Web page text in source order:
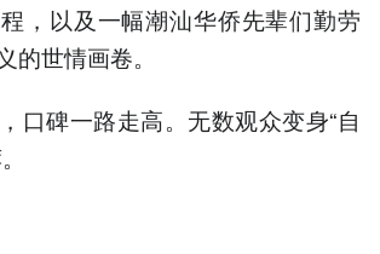
，以及一幅潮汕华侨先辈们勤劳
的世情画卷。
口碑一路走高。无数观众变身“自